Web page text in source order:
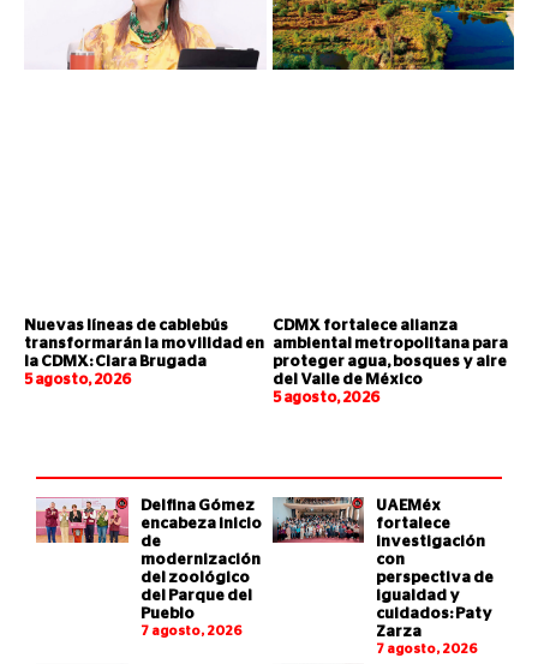
Nuevas líneas de cablebús
transformarán la movilidad en
la CDMX: Clara Brugada
5 agosto, 2026
CDMX fortalece alianza
ambiental metropolitana para
proteger agua, bosques y aire
del Valle de México
5 agosto, 2026
Delfina Gómez
encabeza inicio
de
modernización
del zoológico
del Parque del
Pueblo
7 agosto, 2026
UAEMéx
fortalece
investigación
con
perspectiva de
igualdad y
cuidados: Paty
Zarza
7 agosto, 2026